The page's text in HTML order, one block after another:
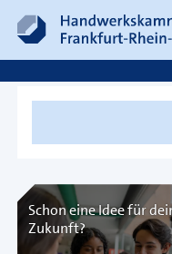
Zum Inhalt springen
Hauptnavigation
Schon eine Idee für
Zukunft?